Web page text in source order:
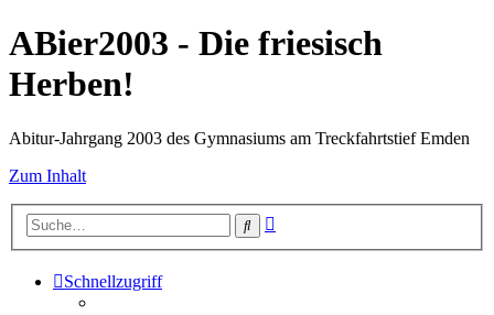
ABier2003 - Die friesisch
Herben!
Abitur-Jahrgang 2003 des Gymnasiums am Treckfahrtstief Emden
Zum Inhalt
Suche
Schnellzugriff